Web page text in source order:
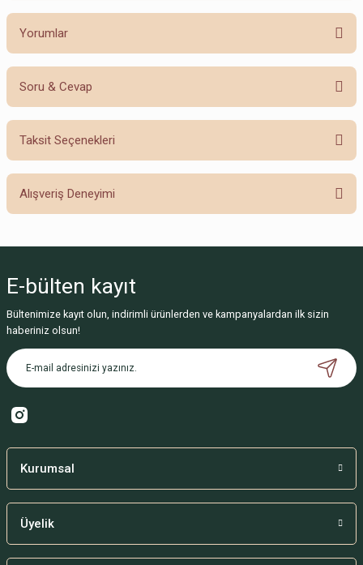
Yorumlar
Bu ürüne ilk yorumu siz yapın!
Soru & Cevap
Ürün hakkında henüz soru sorulmamış.
Taksit Seçenekleri
Alışveriş Deneyimi
Deneyimini Paylaş
E-bülten kayıt
Bültenimize kayıt olun, indirimli ürünlerden ve kampanyalardan ilk sizin
haberiniz olsun!
Kurumsal
Üyelik